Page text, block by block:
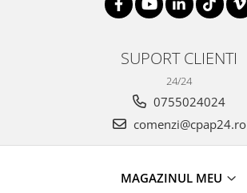
SUPORT CLIENTI
24/24
0755024024
comenzi@cpap24.ro
MAGAZINUL MEU